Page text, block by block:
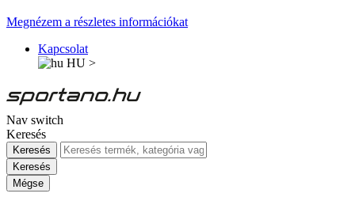
Megnézem a részletes információkat
Kapcsolat
HU >
Nav switch
Keresés
Keresés
Keresés
Mégse